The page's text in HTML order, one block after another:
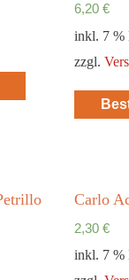
6,20€
inkl. 7 %
zzgl.
Carlo
2,30€
inkl. 7 %